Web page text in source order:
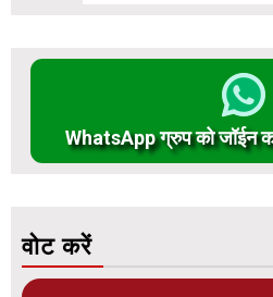
WhatsApp ग्रुप को जॉईन
वोट करें